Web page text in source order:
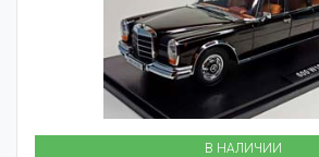
В НАЛИЧИИ